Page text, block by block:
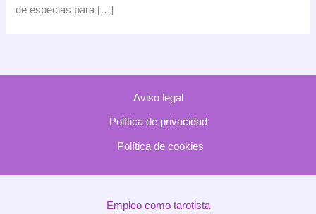
trabajo
de especias para […]
Aviso legal
Política de privacidad
Política de cookies
Empleo como tarotista